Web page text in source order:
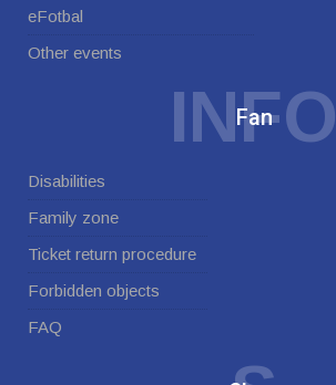
eFotbal
Other events
Fan
INFO
Disabilities
Family zone
Ticket return procedure
Forbidden objects
FAQ